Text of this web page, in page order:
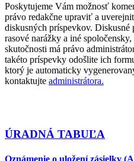
Poskytujeme Vám možnosť
právo redakčne upraviť a
diskusných príspevkov.
rasové narážky a iné
skutočnosti má právo
takéto príspevky odošlite ich
ktorý je automaticky
kontaktujte administrátora.
ÚRADNÁ TABUĽA
Oznámenie o uložení zásielky